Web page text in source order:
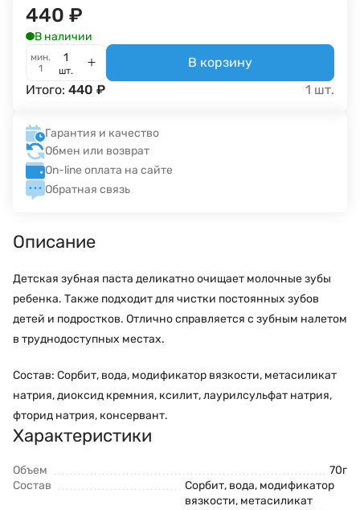
440 ₽
В наличии
мин.
1
шт.
В корзину
Итого: 440 ₽ 1 шт.
Гарантия и качество
Обмен или возврат
On-line оплата на сайте
Обратная связь
Описание
Детская зубная паста деликатно очищает молочные зубы
ребенка. Также подходит для чистки постоянных зубов
детей и подростков. Отлично справляется с зубным налетом
в труднодоступных местах.
Состав: Сорбит, вода, модификатор вязкости, метасиликат
натрия, диоксид кремния, ксилит, лаурилсульфат натрия,
фторид натрия, консервант.
Характеристики
Объем
70г
Состав
Сорбит, вода, модификатор
вязкости, метасиликат